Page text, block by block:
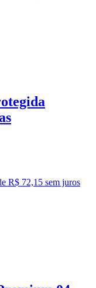
R$ 72,15 sem juros